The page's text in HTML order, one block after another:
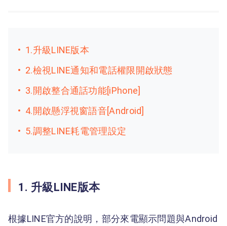
1.升級LINE版本
2.檢視LINE通知和電話權限開啟狀態
3.開啟整合通話功能[iPhone]
4.開啟懸浮視窗語音[Android]
5.調整LINE耗電管理設定
1. 升級LINE版本
根據LINE官方的說明，部分來電顯示問題與Android